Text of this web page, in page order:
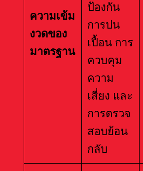
ความเข้ม
งวดของ
มาตรฐาน
ป้องกัน
การปน
เปื้อน การ
ควบคุม
ความ
เสี่ยง และ
การตรวจ
สอบย้อน
กลับ